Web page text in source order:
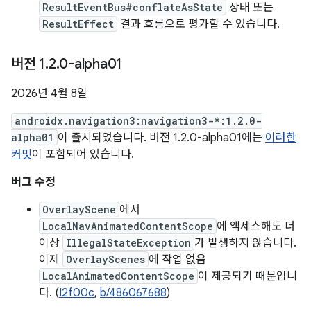
ResultEventBus#conflateAsState 상태 또는
ResultEffect 결과 흐름으로 평가할 수 있습니다.
버전 1.2.0-alpha01
2026년 4월 8일
androidx.navigation3:navigation3-*:1.2.0-
alpha01 이 출시되었습니다. 버전 1.2.0-alpha01에는 이러한
커밋이 포함되어 있습니다.
버그 수정
OverlayScene 에서
LocalNavAnimatedContentScope 에 액세스해도 더
이상 IllegalStateException 가 발생하지 않습니다.
이제
OverlayScenes 에 작업 없음
LocalAnimatedContentScope 이 제공되기 때문입니
다. (I2f00c, b/486067688)